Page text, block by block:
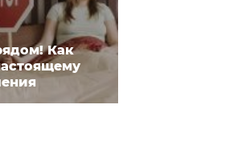
Как